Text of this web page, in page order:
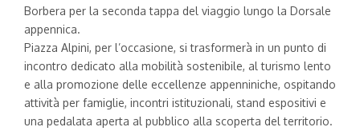
Borbera per la seconda tappa del viaggio lungo la Dorsale
appennica.
Piazza Alpini, per l’occasione, si trasformerà in un punto di
incontro dedicato alla mobilità sostenibile, al turismo lento
e alla promozione delle eccellenze appenniniche, ospitando
attività per famiglie, incontri istituzionali, stand espositivi e
una pedalata aperta al pubblico alla scoperta del territorio.